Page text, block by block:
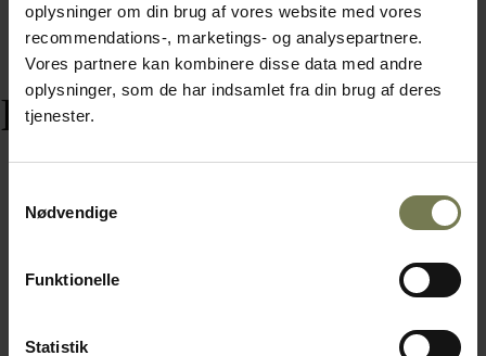
oplysninger om din brug af vores website med vores
recommendations-, marketings- og analysepartnere.
Vores partnere kan kombinere disse data med andre
oplysninger, som de har indsamlet fra din brug af deres
tjenester.
Nødvendige
Funktionelle
Statistik
Relaterede varer